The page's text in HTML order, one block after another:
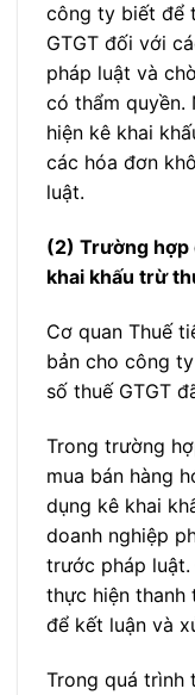
công ty biết để
GTGT đối với
pháp luật và
có thẩm quyền.
hiện kê khai
các hóa đơn
luật.
(2) Trường hợp
khai khấu trừ
Cơ quan Thuế
bản cho công
số thuế GTGT
Trong trường
mua bán hàng
dụng kê khai
doanh nghiệp
trước pháp
thực hiện
để kết luận và
Trong quá trình